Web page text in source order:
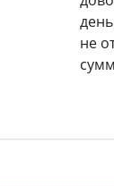
не